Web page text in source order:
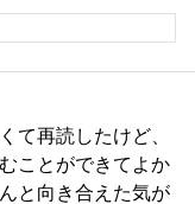
て再読したけど、
ことができてよか
と向き合えた気が